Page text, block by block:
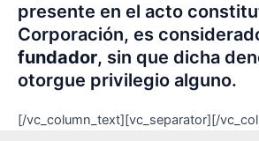
presente en el acto
Corporación, es
fundador, sin que dicha
otorgue privilegio alguno.
[/vc_column_text][vc_separator][/